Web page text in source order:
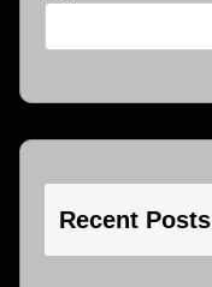
Recent Posts